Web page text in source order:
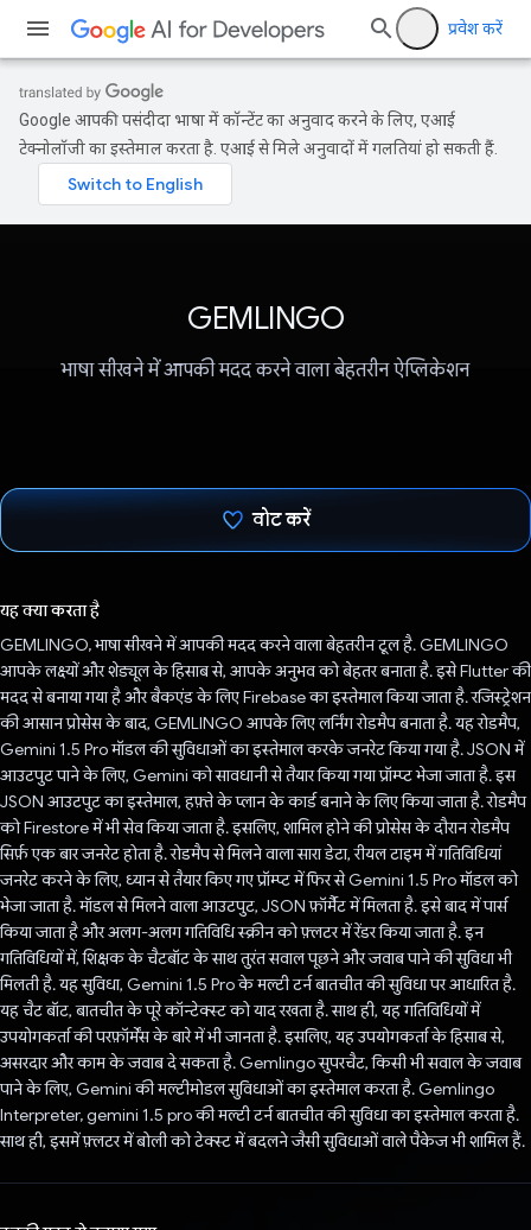
प्रवेश करें
Google आपकी पसंदीदा भाषा में कॉन्टेंट का अनुवाद करने के लिए, एआई
टेक्नोलॉजी का इस्तेमाल करता है. एआई से मिले अनुवादों में गलतियां हो सकती हैं.
GEMLINGO
भाषा सीखने में आपकी मदद करने वाला बेहतरीन ऐप्लिकेशन
वोट करें
यह क्या करता है
GEMLINGO, भाषा सीखने में आपकी मदद करने वाला बेहतरीन टूल है. GEMLINGO
आपके लक्ष्यों और शेड्यूल के हिसाब से, आपके अनुभव को बेहतर बनाता है. इसे Flutter की
मदद से बनाया गया है और बैकएंड के लिए Firebase का इस्तेमाल किया जाता है. रजिस्ट्रेशन
की आसान प्रोसेस के बाद, GEMLINGO आपके लिए लर्निंग रोडमैप बनाता है. यह रोडमैप,
Gemini 1.5 Pro मॉडल की सुविधाओं का इस्तेमाल करके जनरेट किया गया है. JSON में
आउटपुट पाने के लिए, Gemini को सावधानी से तैयार किया गया प्रॉम्प्ट भेजा जाता है. इस
JSON आउटपुट का इस्तेमाल, हफ़्ते के प्लान के कार्ड बनाने के लिए किया जाता है. रोडमैप
को Firestore में भी सेव किया जाता है. इसलिए, शामिल होने की प्रोसेस के दौरान रोडमैप
सिर्फ़ एक बार जनरेट होता है. रोडमैप से मिलने वाला सारा डेटा, रीयल टाइम में गतिविधियां
जनरेट करने के लिए, ध्यान से तैयार किए गए प्रॉम्प्ट में फिर से Gemini 1.5 Pro मॉडल को
भेजा जाता है. मॉडल से मिलने वाला आउटपुट, JSON फ़ॉर्मैट में मिलता है. इसे बाद में पार्स
किया जाता है और अलग-अलग गतिविधि स्क्रीन को फ़्लटर में रेंडर किया जाता है. इन
गतिविधियों में, शिक्षक के चैटबॉट के साथ तुरंत सवाल पूछने और जवाब पाने की सुविधा भी
मिलती है. यह सुविधा, Gemini 1.5 Pro के मल्टी टर्न बातचीत की सुविधा पर आधारित है.
यह चैट बॉट, बातचीत के पूरे कॉन्टेक्स्ट को याद रखता है. साथ ही, यह गतिविधियों में
उपयोगकर्ता की परफ़ॉर्मेंस के बारे में भी जानता है. इसलिए, यह उपयोगकर्ता के हिसाब से,
असरदार और काम के जवाब दे सकता है. Gemlingo सुपरचैट, किसी भी सवाल के जवाब
पाने के लिए, Gemini की मल्टीमोडल सुविधाओं का इस्तेमाल करता है. Gemlingo
Interpreter, gemini 1.5 pro की मल्टी टर्न बातचीत की सुविधा का इस्तेमाल करता है.
साथ ही, इसमें फ़्लटर में बोली को टेक्स्ट में बदलने जैसी सुविधाओं वाले पैकेज भी शामिल हैं.